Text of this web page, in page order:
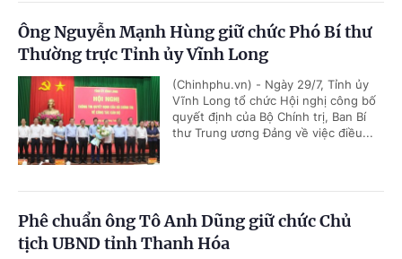
Ông Nguyễn Mạnh Hùng giữ chức Phó Bí thư
Thường trực Tỉnh ủy Vĩnh Long
(Chinhphu.vn) - Ngày 29/7, Tỉnh ủy
Vĩnh Long tổ chức Hội nghị công bố
quyết định của Bộ Chính trị, Ban Bí
thư Trung ương Đảng về việc điều...
Phê chuẩn ông Tô Anh Dũng giữ chức Chủ
tịch UBND tỉnh Thanh Hóa